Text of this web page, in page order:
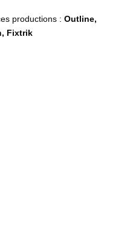
productions : Outline,
Fixtrik